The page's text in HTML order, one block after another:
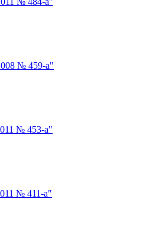
№ 459-а"
№ 453-а"
№ 411-а"